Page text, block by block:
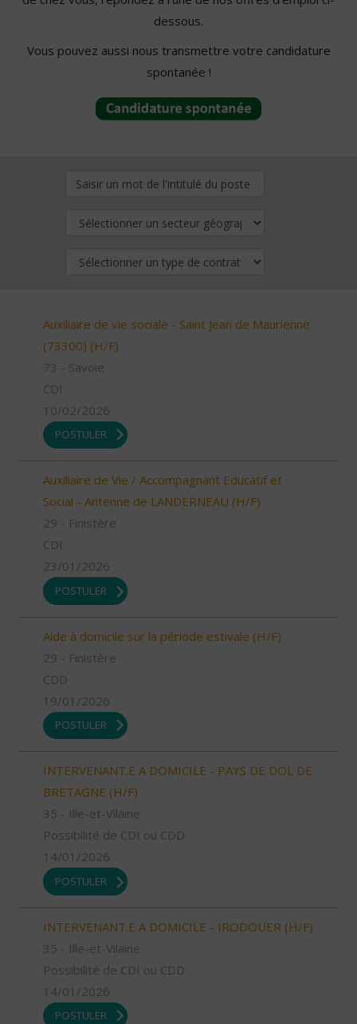
dessous.
Vous pouvez aussi nous transmettre votre candidature
spontanée !
Auxiliaire de vie sociale - Saint Jean de Maurienne
(73300) (H/F)
73 - Savoie
CDI
10/02/2026
POSTULER
Auxiliaire de Vie / Accompagnant Educatif et
Social - Antenne de LANDERNEAU (H/F)
29 - Finistère
CDI
23/01/2026
POSTULER
Aide à domicile sur la période estivale (H/F)
29 - Finistère
CDD
19/01/2026
POSTULER
INTERVENANT.E A DOMICILE - PAYS DE DOL DE
BRETAGNE (H/F)
35 - Ille-et-Vilaine
Possibilité de CDI ou CDD
14/01/2026
POSTULER
INTERVENANT.E A DOMICILE - IRODOUER (H/F)
35 - Ille-et-Vilaine
Possibilité de CDI ou CDD
14/01/2026
POSTULER